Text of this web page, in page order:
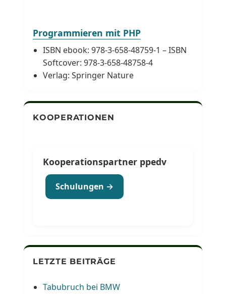
Programmieren mit PHP
ISBN ebook: 978-3-658-48759-1 – ISBN
Softcover: 978-3-658-48758-4
Verlag: Springer Nature
KOOPERATIONEN
Kooperationspartner ppedv
Schulungen →
LETZTE BEITRÄGE
Tabubruch bei BMW